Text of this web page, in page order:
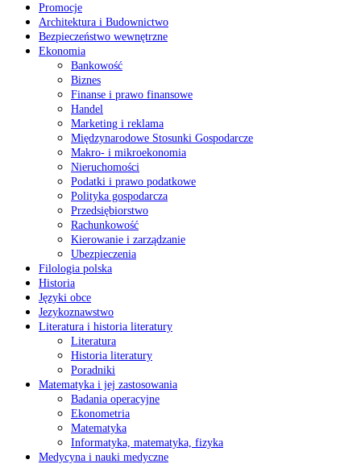
Promocje
Architektura i Budownictwo
Bezpieczeństwo wewnętrzne
Ekonomia
Bankowość
Biznes
Finanse i prawo finansowe
Handel
Marketing i reklama
Międzynarodowe Stosunki Gospodarcze
Makro- i mikroekonomia
Nieruchomości
Podatki i prawo podatkowe
Polityka gospodarcza
Przedsiębiorstwo
Rachunkowość
Kierowanie i zarządzanie
Ubezpieczenia
Filologia polska
Historia
Języki obce
Jezykoznawstwo
Literatura i historia literatury
Literatura
Historia literatury
Poradniki
Matematyka i jej zastosowania
Badania operacyjne
Ekonometria
Matematyka
Informatyka, matematyka, fizyka
Medycyna i nauki medyczne